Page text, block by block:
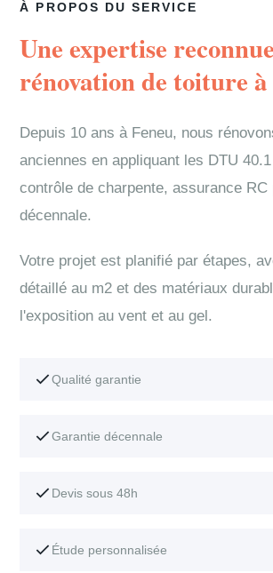
À PROPOS DU SERVICE
Une expertise
rénovation de toiture à
Depuis 10 ans à Feneu, nous
anciennes en appliquant les DTU
contrôle de charpente, assurance RC
décennale.
Votre projet est planifié par étapes,
détaillé au m2 et des matériaux
l'exposition au vent et au gel.
Qualité garantie
Garantie décennale
Devis sous 48h
Étude personnalisée